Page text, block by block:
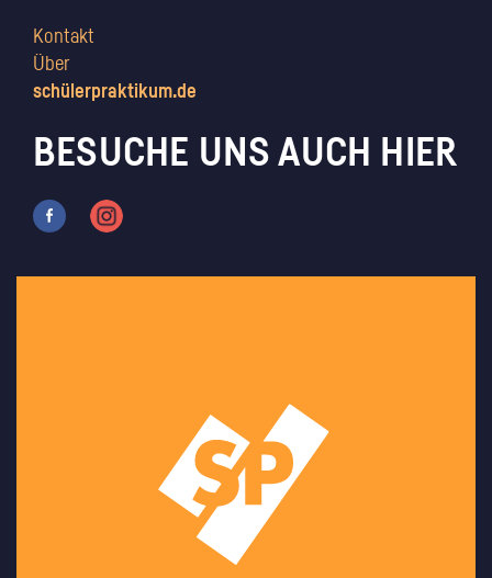
Kontakt
Über
schülerpraktikum.de
BESUCHE UNS AUCH HIER